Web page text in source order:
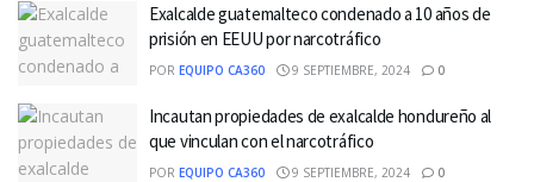
Exalcalde guatemalteco condenado a 10 años de
prisión en EEUU por narcotráfico
POR EQUIPO CA360 9 SEPTIEMBRE, 2024 0
Incautan propiedades de exalcalde hondureño al
que vinculan con el narcotráfico
POR EQUIPO CA360 9 SEPTIEMBRE, 2024 0